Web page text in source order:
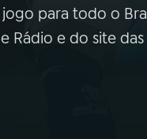
para todo o
Rádio e do site das